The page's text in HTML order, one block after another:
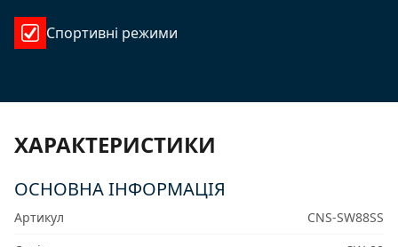
Спортивні режими
ХАРАКТЕРИСТИКИ
ОСНОВНА ІНФОРМАЦІЯ
Артикул
CNS-SW88SS